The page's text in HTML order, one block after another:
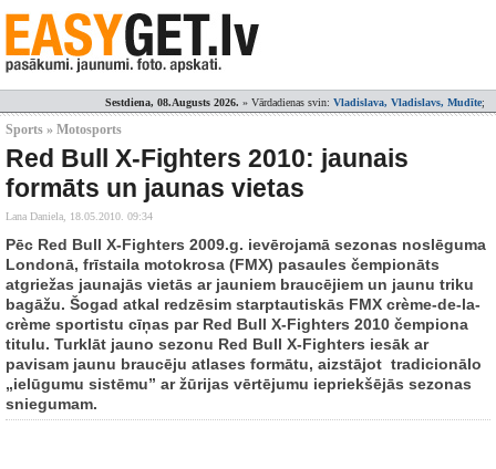
Sestdiena, 08.Augusts 2026. » Vārdadienas svin: Vladislava, Vladislavs, Mudīte;
Sports » Motosports
Red Bull X-Fighters 2010: jaunais
formāts un jaunas vietas
Lana Daniela, 18.05.2010. 09:34
Pēc Red Bull X-Fighters 2009.g. ievērojamā sezonas noslēguma
Londonā, frīstaila motokrosa (FMX) pasaules čempionāts
atgriežas jaunajās vietās ar jauniem braucējiem un jaunu triku
bagāžu. Šogad atkal redzēsim starptautiskās FMX crème-de-la-
crème sportistu cīņas par Red Bull X-Fighters 2010 čempiona
titulu. Turklāt jauno sezonu Red Bull X-Fighters iesāk ar
pavisam jaunu braucēju atlases formātu, aizstājot tradicionālo
„ielūgumu sistēmu” ar žūrijas vērtējumu iepriekšējās sezonas
sniegumam.